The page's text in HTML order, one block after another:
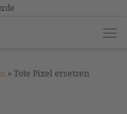
»Tote Pixel ersetzen